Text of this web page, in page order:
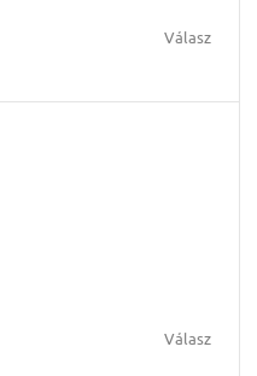
Válasz
Válasz